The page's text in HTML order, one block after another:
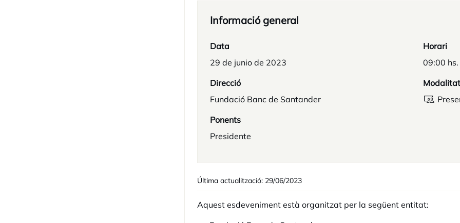
Informació general
Data
29 de junio de 2023
Horari
09:00 hs.
Direcció
Fundació Banc de Santander
Modalitat
Ponents
Presidente
Última actualització: 29/06/2023
Aquest esdeveniment està organitzat per la següent entitat: